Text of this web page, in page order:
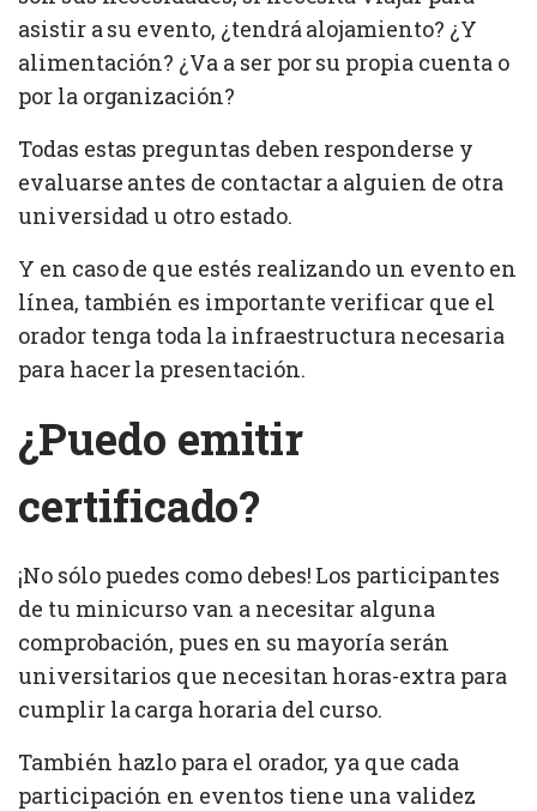
asistir a su evento, ¿tendrá alojamiento? ¿Y
alimentación? ¿Va a ser por su propia cuenta o
por la organización?
Todas estas preguntas deben responderse y
evaluarse antes de contactar a alguien de otra
universidad u otro estado.
Y en caso de que estés realizando un evento en
línea, también es importante verificar que el
orador tenga toda la infraestructura necesaria
para hacer la presentación.
¿Puedo emitir
certificado?
¡No sólo puedes como debes! Los participantes
de tu minicurso van a necesitar alguna
comprobación, pues en su mayoría serán
universitarios que necesitan horas-extra para
cumplir la carga horaria del curso.
También hazlo para el orador, ya que cada
participación en eventos tiene una validez